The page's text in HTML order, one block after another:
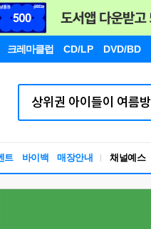
크레마클럽 CD/LP DVD/BD
트 바이백 매장안내 채널예스